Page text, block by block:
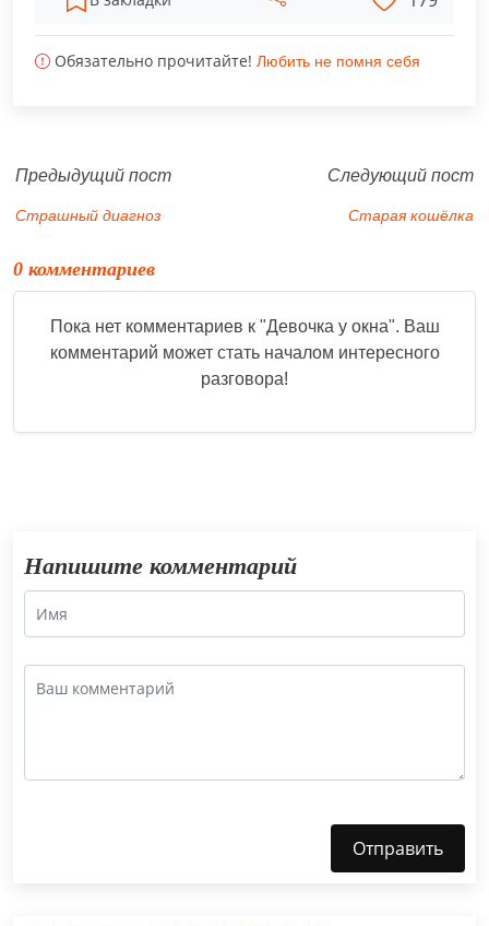
Обязательно прочитайте! Любить не помня себя
Предыдущий пост
Страшный диагноз
Следующий пост
Старая кошёлка
0 комментариев
Пока нет комментариев к "Девочка у окна". Ваш
комментарий может стать началом интересного
разговора!
Напишите комментарий
Отправить